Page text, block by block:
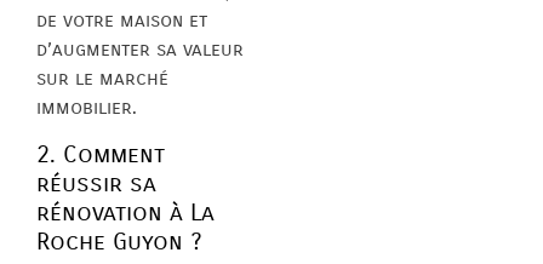
de votre maison et
d’augmenter sa valeur
sur le marché
immobilier.
2. Comment
réussir sa
rénovation à La
Roche Guyon ?